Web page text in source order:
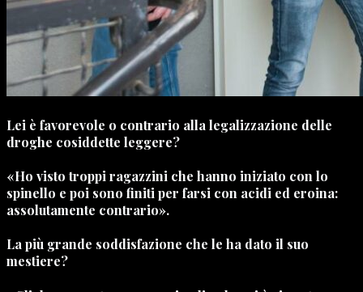
Lei è favorevole o contrario alla legalizzazione delle
droghe cosiddette leggere?
«Ho visto troppi ragazzini che hanno iniziato con lo
spinello e poi sono finiti per farsi con acidi ed eroina:
assolutamente contrario».
La più grande soddisfazione che le ha dato il suo
mestiere?